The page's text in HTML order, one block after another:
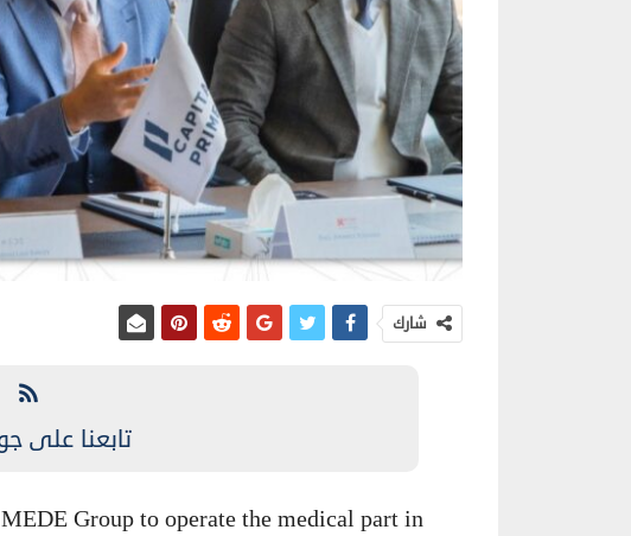
شارك
تابعنا على
Group to operate the medical part in